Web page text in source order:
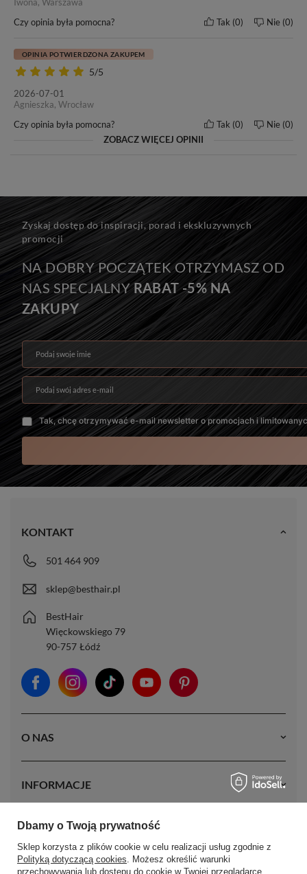
pielęgnacji i użytkowania włosów marki BestHair.
Czy opinia była pomocna?
Tak 0 Nie 0
5/5
OPINIA POTWIERDZONA ZAKUPEM
2026-07-01
Agnieszka, Wrocław
Czy opinia była pomocna?
Tak 0 Nie 0
ZOBACZ WIĘCEJ OPINII
Zyskaj dostęp do inspiracji, porad i ekskluzywnych
promocji
NA DOBRY POCZĄTEK OTRZYMASZ OD
NAS SPECJALNYRABAT -5% NA
ZAKUPY
Podaj swoje imię
Podaj swój adres e-mail
Tak, chcę otrzymywać e-mail newsletter o promocjach i
O NAS
INFORMACJE
MOJE KONTO
KONTAKT
501 464 909
sklep@besthair.pl
BestHair
Więckowskiego 79
90-757 Łódź
Dbamy o Twoją prywatność
Sklep korzysta z plików cookie w celu realizacji usług zgodnie z
Polityką dotyczącą cookies. Możesz określić warunki
przechowywania lub dostępu do cookie w Twojej przeglądarce.